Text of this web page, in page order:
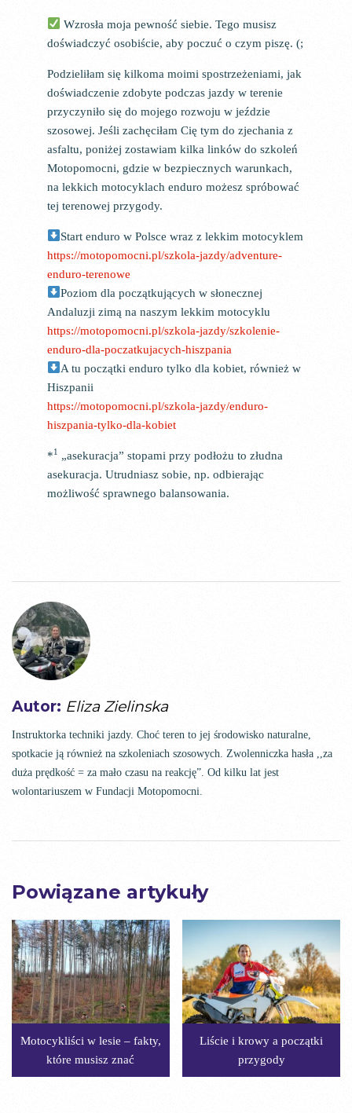
Wzrosła moja pewność siebie. Tego musisz
doświadczyć osobiście, aby poczuć o czym piszę. (;
Podzieliłam się kilkoma moimi spostrzeżeniami, jak
doświadczenie zdobyte podczas jazdy w terenie
przyczyniło się do mojego rozwoju w jeździe
szosowej. Jeśli zachęciłam Cię tym do zjechania z
asfaltu, poniżej zostawiam kilka linków do szkoleń
Motopomocni, gdzie w bezpiecznych warunkach,
na lekkich motocyklach enduro możesz spróbować
tej terenowej przygody.
Start enduro w Polsce wraz z lekkim motocyklem
https://motopomocni.pl/szkola-jazdy/adventure-
enduro-terenowe
Poziom dla początkujących w słonecznej
Andaluzji zimą na naszym lekkim motocyklu
https://motopomocni.pl/szkola-jazdy/szkolenie-
enduro-dla-poczatkujacych-hiszpania
A tu początki enduro tylko dla kobiet, również w
Hiszpanii
https://motopomocni.pl/szkola-jazdy/enduro-
hiszpania-tylko-dla-kobiet
*1 „asekuracja” stopami przy podłożu to złudna
asekuracja. Utrudniasz sobie, np. odbierając
możliwość sprawnego balansowania.
Autor: Eliza Zielinska
Instruktorka techniki jazdy. Choć teren to jej środowisko naturalne,
spotkacie ją również na szkoleniach szosowych. Zwolenniczka hasła ,,za
duża prędkość = za mało czasu na reakcję”. Od kilku lat jest
wolontariuszem w Fundacji Motopomocni.
Powiązane artykuły
Motocykliści w lesie – fakty,
które musisz znać
Liście i krowy a początki
przygody